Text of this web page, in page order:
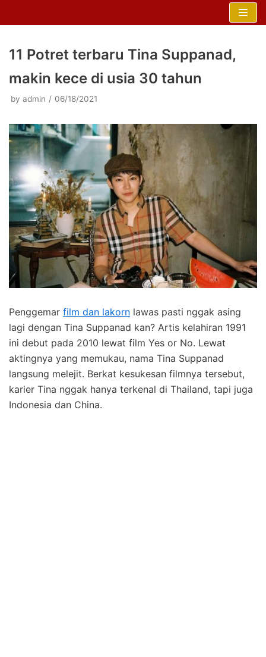
11 Potret terbaru Tina Suppanad,
makin kece di usia 30 tahun
by admin 06/18/2021
Penggemar film dan lakorn lawas pasti nggak asing
lagi dengan Tina Suppanad kan? Artis kelahiran 1991
ini debut pada 2010 lewat film Yes or No. Lewat
aktingnya yang memukau, nama Tina Suppanad
langsung melejit. Berkat kesukesan filmnya tersebut,
karier Tina nggak hanya terkenal di Thailand, tapi juga
Indonesia dan China.